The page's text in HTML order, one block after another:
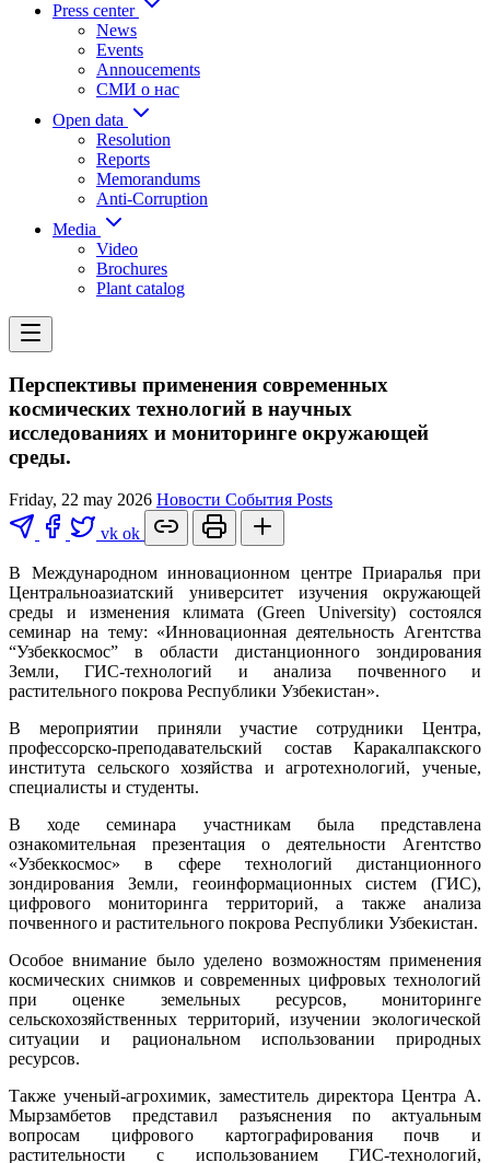
Press center
News
Events
Annoucements
СМИ о нас
Open data
Resolution
Reports
Memorandums
Anti-Corruption
Media
Video
Brochures
Plant catalog
Перспективы применения современных
космических технологий в научных
исследованиях и мониторинге окружающей
среды.
Friday, 22 may 2026 Новости События Posts
vk ok
В Международном инновационном центре Приаралья при
Центральноазиатский университет изучения окружающей
среды и изменения климата (Green University) состоялся
семинар на тему: «Инновационная деятельность Агентства
“Узбеккосмос” в области дистанционного зондирования
Земли, ГИС-технологий и анализа почвенного и
растительного покрова Республики Узбекистан».
В мероприятии приняли участие сотрудники Центра,
профессорско-преподавательский состав Каракалпакского
института сельского хозяйства и агротехнологий, ученые,
специалисты и студенты.
В ходе семинара участникам была представлена
ознакомительная презентация о деятельности Агентство
«Узбеккосмос» в сфере технологий дистанционного
зондирования Земли, геоинформационных систем (ГИС),
цифрового мониторинга территорий, а также анализа
почвенного и растительного покрова Республики Узбекистан.
Особое внимание было уделено возможностям применения
космических снимков и современных цифровых технологий
при оценке земельных ресурсов, мониторинге
сельскохозяйственных территорий, изучении экологической
ситуации и рациональном использовании природных
ресурсов.
Также ученый-агрохимик, заместитель директора Центра А.
Мырзамбетов представил разъяснения по актуальным
вопросам цифрового картографирования почв и
растительности с использованием ГИС-технологий,